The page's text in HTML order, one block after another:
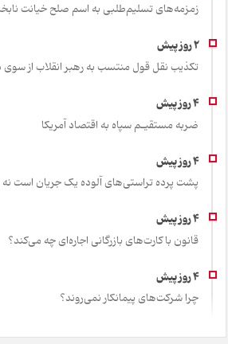
زمزمه‌های تسلیم‌طلبی به اسم صلح خیانت
تکذیب نقل قول منتسب به رهبر انقلاب از
ضربه مستقیـم سپاه به اقتصاد آمر‌یکا
پشت پرده تراستی‌های آلوده یک جریان است
قانون با کارت‌های بازرگانی اجاره‌ای چه می‌کند؟
چرا شرکت‌های پیمانکار نمی‌روند؟